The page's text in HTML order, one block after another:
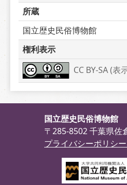
所蔵
国立歴史民俗博物館
権利表示
CC BY-SA (表
国立歴史民俗博物館
〒285-8502 千葉県佐
プライバシーポリシー